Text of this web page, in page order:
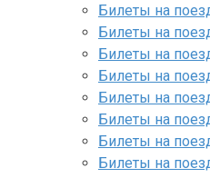
Билеты на
Билеты на
Билеты на
Билеты на
Билеты на
Билеты на
Билеты на
Билеты на